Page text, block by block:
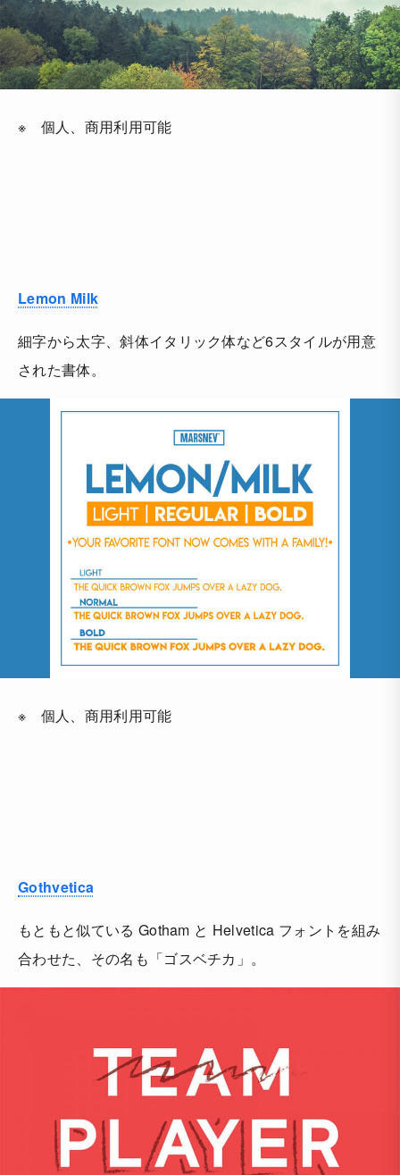
※ 個人、商用利用可能
Lemon Milk
細字から太字、斜体イタリック体など6スタイルが用意
された書体。
※ 個人、商用利用可能
Gothvetica
もともと似ている Gotham と Helvetica フォントを組み
合わせた、その名も「ゴスベチカ」。